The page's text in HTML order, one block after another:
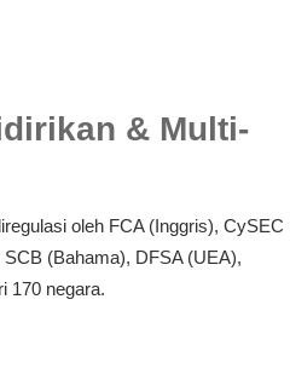
& Multi-
oleh FCA (Inggris), CySEC
(Bahama), DFSA (UEA),
170 negara.